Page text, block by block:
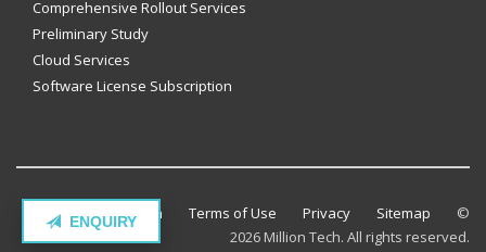
ENQUIRY
Comprehensive Rollout Services
Preliminary Study
Cloud Services
Software License Subscription
Contact Million Tech Terms of Use Privacy Sitemap ©
2026 Million Tech. All rights reserved.